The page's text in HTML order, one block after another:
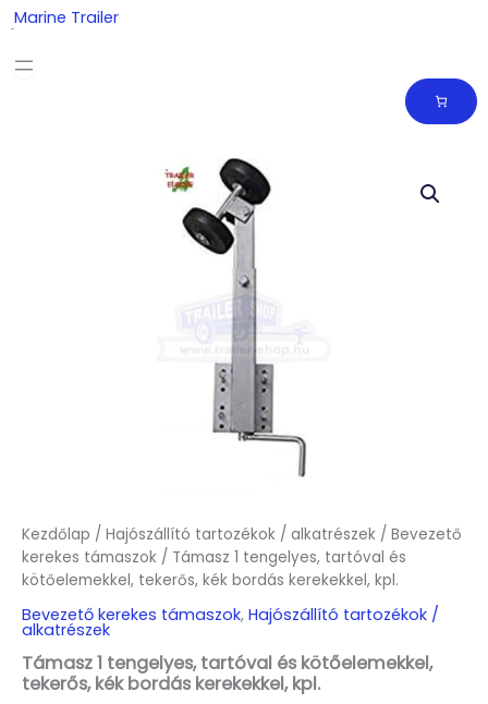
Skip
to
content
Marine Trailer
Kezdőlap / Hajószállító tartozékok / alkatrészek / Bevezető
kerekes támaszok / Támasz 1 tengelyes, tartóval és
kötőelemekkel, tekerős, kék bordás kerekekkel, kpl.
Bevezető kerekes támaszok, Hajószállító tartozékok /
alkatrészek
Támasz 1 tengelyes, tartóval és kötőelemekkel,
tekerős, kék bordás kerekekkel, kpl.